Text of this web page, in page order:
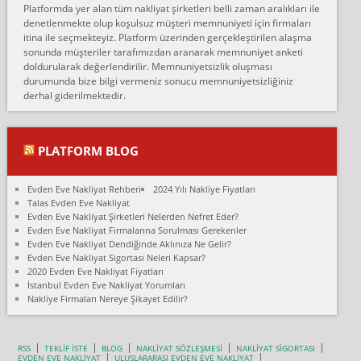
Ankara Alicanlar naklyat tel 5465524025. 2600 TL'ye ankaradan
Konya ya Alicanlar naklyat la anlaştık bu şahıs evin taşınacağı gün
fiyatın mazoto gele...
Fatih kokmese:
Diyarbakır dan eşyamı getirtmek için anlaştım sözleşme yaptım.
Son anda fiyat artırdılar.. mecburiyetten tasittim.. bu kişiler ağrılı
Ali:
olduk. Asansörlü dediler sonra uraya asansör kurulmaz dediler
fark istediler. ortada asa...
Nimet:
Ben 2021 Ağustos ilk haftası Evimi taşıdım yani İstanbul'un bir
Mahallesi'nden bir başka Mahallesi'ne yani Ümraniye bölgesinde
oturuyorum önceleri ara...
Nimet Köse:
Hancıoğlu naklyatla taşındım...
Platformda yer alan tüm nakliyat şirketleri belli zaman aralıkları ile
denetlenmekte olup koşulsuz müşteri memnuniyeti için firmaları
itina ile seçmekteyiz. Platform üzerinden gerçekleştirilen alaşma
sonunda müşteriler tarafımızdan aranarak memnuniyet anketi
doldurularak değerlendirilir. Memnuniyetsizlik oluşması
durumunda bize bilgi vermeniz sonucu memnuniyetsizliğiniz
derhal giderilmektedir.
PLATFORM BLOG
Evden Eve Nakliyat Rehberi
2024 Yılı Nakliye Fiyatları
Talas Evden Eve Nakliyat
Evden Eve Nakliyat Şirketleri Nelerden Nefret Eder?
Evden Eve Nakliyat Firmalarına Sorulması Gerekenler
Evden Eve Nakliyat Dendiğinde Aklınıza Ne Gelir?
Evden Eve Nakliyat Sigortası Neleri Kapsar?
2020 Evden Eve Nakliyat Fiyatları
İstanbul Evden Eve Nakliyat Yorumları
Nakliye Firmaları Nereye Şikayet Edilir?
RSS TEKLİF İSTE BLOG NAKLİYAT SÖZLEŞMESİ
NAKLİYAT SİGORTASI
EVDEN EVE NAKLİYAT
ULUSLARARASI EVDEN EVE NAKLİYAT